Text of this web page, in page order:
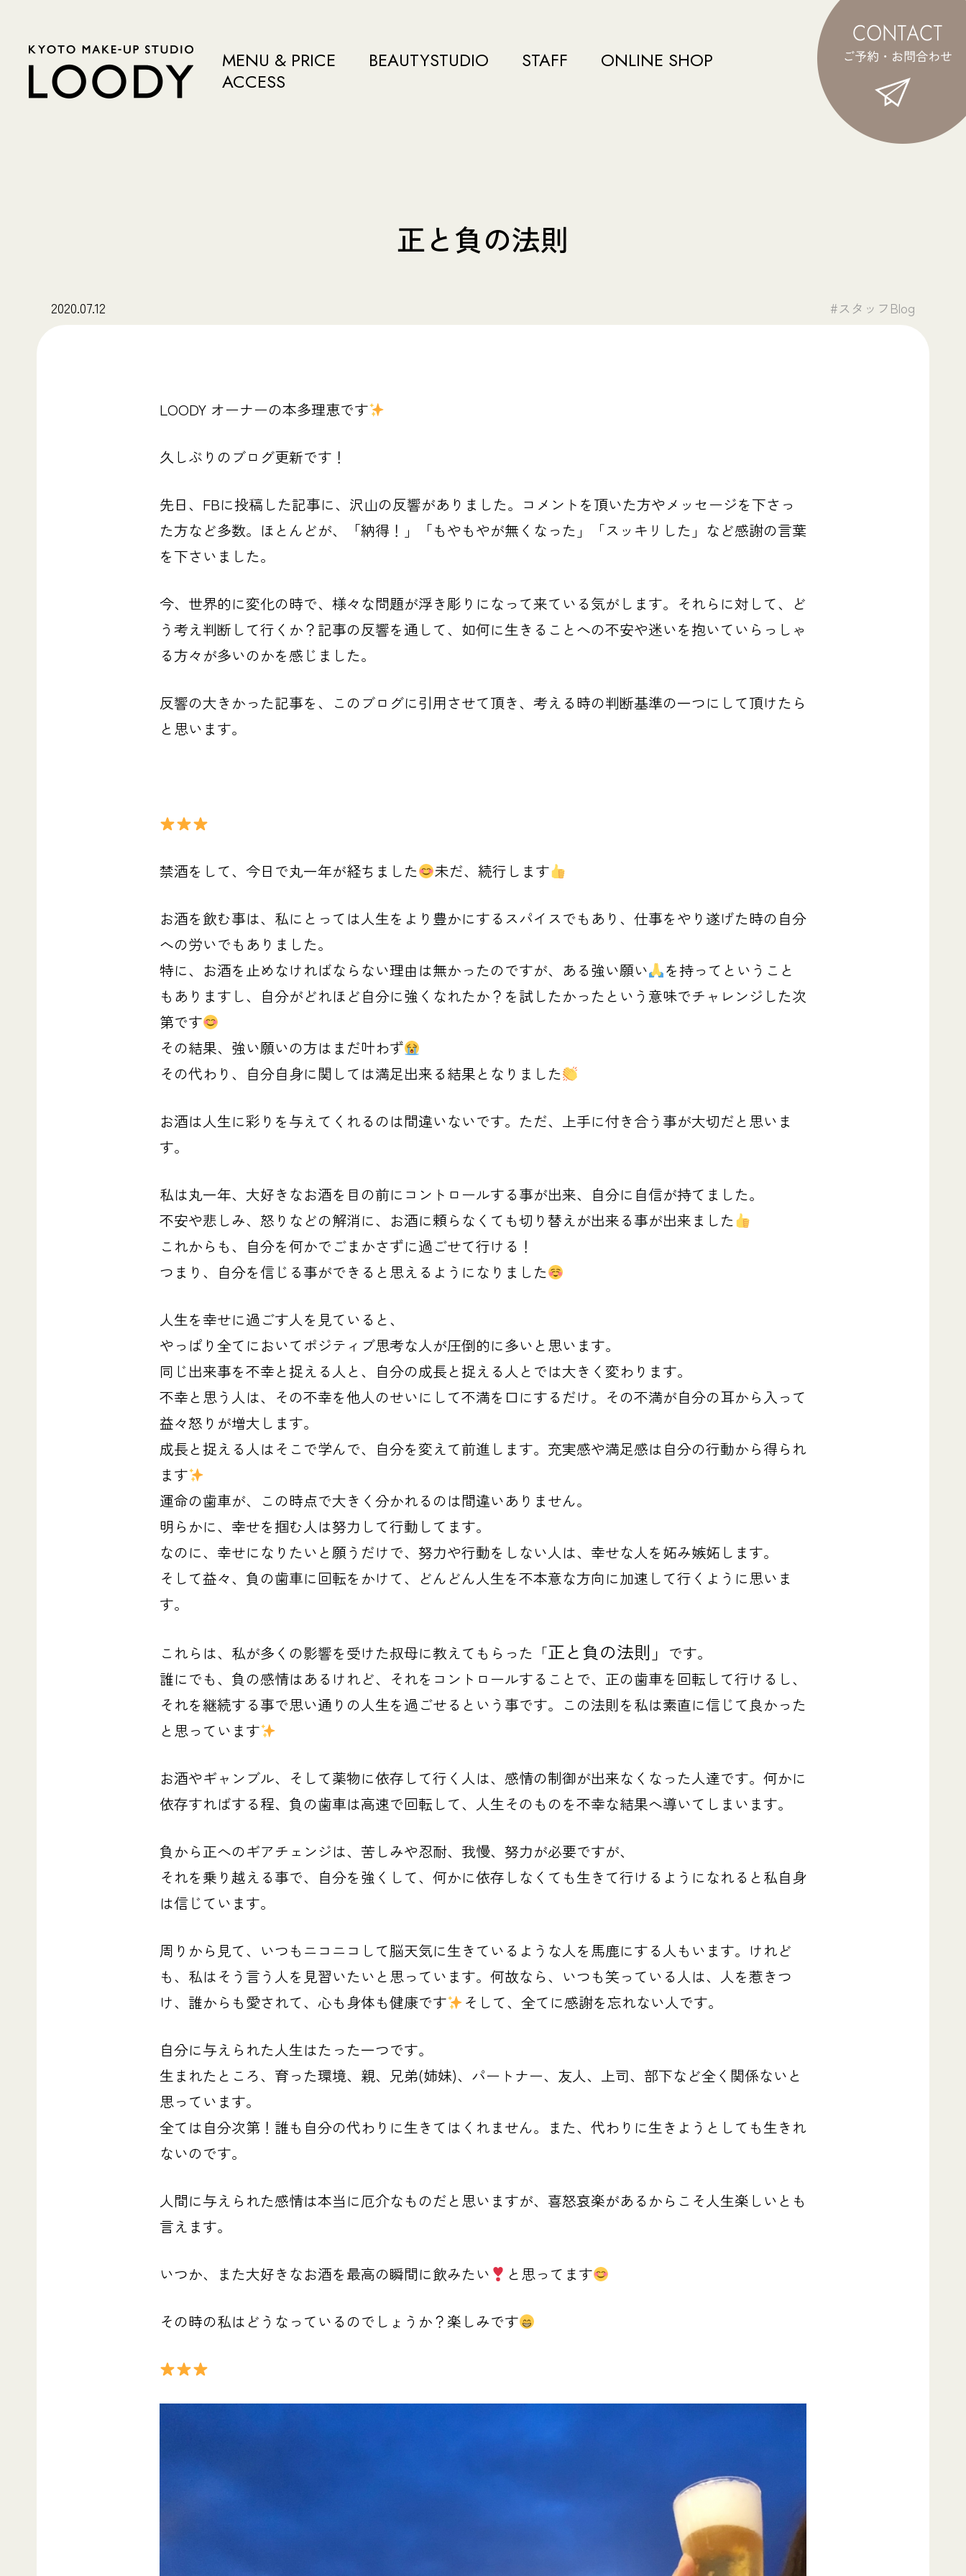
MENU & PRICE BEAUTYSTUDIO STAFF
ONLINE SHOP
ACCESS
正と負の法則
2020.07.12 #スタッフBlog
LOODY オーナーの本多理恵です
久しぶりのブログ更新です！
先日、FBに投稿した記事に、沢山の反響がありました。コメントを頂いた方やメッセージを下さっ
た方など多数。ほとんどが、「納得！」「もやもやが無くなった」「スッキリした」など感謝の言葉
を下さいました。
今、世界的に変化の時で、様々な問題が浮き彫りになって来ている気がします。それらに対して、ど
う考え判断して行くか？記事の反響を通して、如何に生きることへの不安や迷いを抱いていらっしゃ
る方々が多いのかを感じました。
反響の大きかった記事を、このブログに引用させて頂き、考える時の判断基準の一つにして頂けたら
と思います。
禁酒をして、今日で丸一年が経ちました 未だ、続行します
お酒を飲む事は、私にとっては人生をより豊かにするスパイスでもあり、仕事をやり遂げた時の自分
への労いでもありました。
特に、お酒を止めなければならない理由は無かったのですが、ある強い願い
を持ってということ
もありますし、自分がどれほど自分に強くなれたか？を試したかったという意味でチャレンジした次
第です
その結果、強い願いの方はまだ叶わず
その代わり、自分自身に関しては満足出来る結果となりました
お酒は人生に彩りを与えてくれるのは間違いないです。ただ、上手に付き合う事が大切だと思いま
す。
私は丸一年、大好きなお酒を目の前にコントロールする事が出来、自分に自信が持てました。
不安や悲しみ、怒りなどの解消に、お酒に頼らなくても切り替えが出来る事が出来ました
これからも、自分を何かでごまかさずに過ごせて行ける！
つまり、自分を信じる事ができると思えるようになりました
人生を幸せに過ごす人を見ていると、
やっぱり全てにおいてポジティブ思考な人が圧倒的に多いと思います。
同じ出来事を不幸と捉える人と、自分の成長と捉える人とでは大きく変わります。
不幸と思う人は、その不幸を他人のせいにして不満を口にするだけ。その不満が自分の耳から入って
益々怒りが増大します。
成長と捉える人はそこで学んで、自分を変えて前進します。充実感や満足感は自分の行動から得られ
ます
運命の歯車が、この時点で大きく分かれるのは間違いありません。
明らかに、幸せを掴む人は努力して行動してます。
なのに、幸せになりたいと願うだけで、努力や行動をしない人は、幸せな人を妬み嫉妬します。
そして益々、負の歯車に回転をかけて、どんどん人生を不本意な方向に加速して行くように思いま
す。
これらは、私が多くの影響を受けた叔母に教えてもらった 「正と負の法則」 です。
誰にでも、負の感情はあるけれど、それをコントロールすることで、正の歯車を回転して行けるし、
それを継続する事で思い通りの人生を過ごせるという事です。この法則を私は素直に信じて良かった
と思っています
お酒やギャンブル、そして薬物に依存して行く人は、感情の制御が出来なくなった人達です。何かに
依存すればする程、負の歯車は高速で回転して、人生そのものを不幸な結果へ導いてしまいます。
負から正へのギアチェンジは、苦しみや忍耐、我慢、努力が必要ですが、
それを乗り越える事で、自分を強くして、何かに依存しなくても生きて行けるようになれると私自身
は信じています。
周りから見て、いつもニコニコして脳天気に生きているような人を馬鹿にする人もいます。けれど
も、私はそう言う人を見習いたいと思っています。何故なら、いつも笑っている人は、人を惹きつ
け、誰からも愛されて、心も身体も健康です
そして、全てに感謝を忘れない人です。
自分に与えられた人生はたった一つです。
生まれたところ、育った環境、親、兄弟(姉妹)、パートナー、友人、上司、部下など全く関係ないと
思っています。
全ては自分次第！誰も自分の代わりに生きてはくれません。また、代わりに生きようとしても生きれ
ないのです。
人間に与えられた感情は本当に厄介なものだと思いますが、喜怒哀楽があるからこそ人生楽しいとも
言えます。
いつか、また大好きなお酒を最高の瞬間に飲みたい と思ってます
その時の私はどうなっているのでしょうか？楽しみです